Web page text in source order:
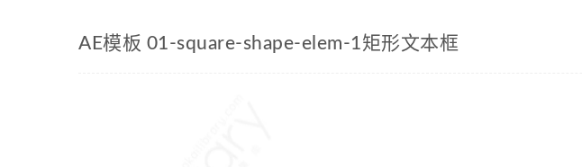
AE模板 01-square-shape-elem-1矩形文本框